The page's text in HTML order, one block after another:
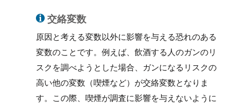
交絡変数
原因と考える変数以外に影響を与える恐れのある
変数のことです。例えば、飲酒する人のガンのリ
スクを調べようとした場合、ガンになるリスクの
高い他の変数（喫煙など）が交絡変数となりま
す。この際、喫煙が調査に影響を与えないように